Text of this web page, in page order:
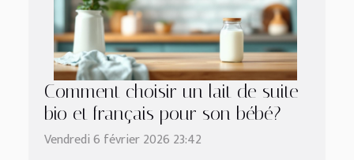
Comment choisir un lait de suite
bio et français pour son bébé?
Vendredi 6 février 2026 23:42